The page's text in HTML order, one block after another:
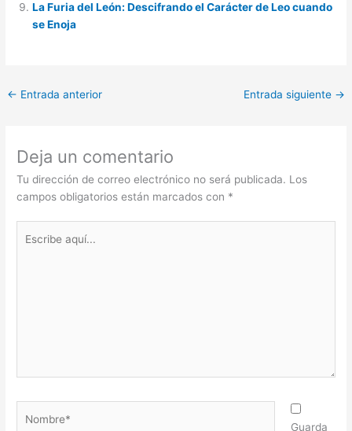
La Furia del León: Descifrando el Carácter de Leo cuando
se Enoja
← Entrada anterior Entrada siguiente →
Deja un comentario
Tu dirección de correo electrónico no será publicada. Los
campos obligatorios están marcados con *
aquí...
Guarda